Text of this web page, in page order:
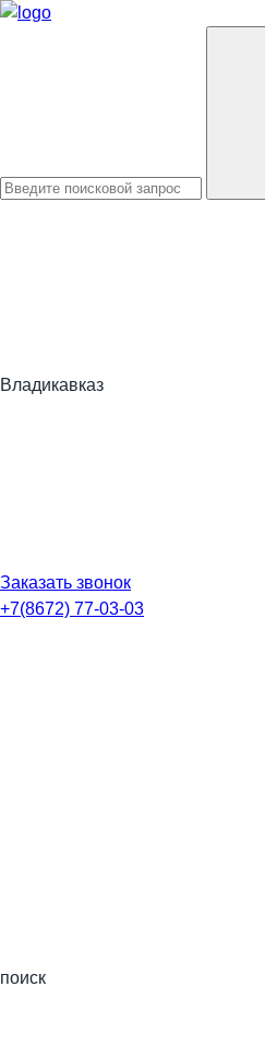
Владикавказ
Заказать звонок
+7(8672) 77-03-03
поиск